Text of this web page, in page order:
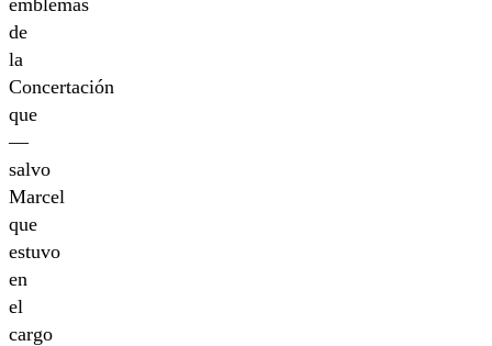
de
la
Concertación
que
—
salvo
Marcel
que
estuvo
en
el
cargo